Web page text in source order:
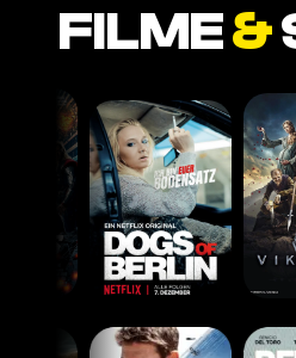
FILME&